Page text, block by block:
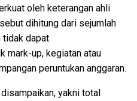
oleh keterangan ahli
dihitung dari sejumlah
tidak dapat
mark-up, kegiatan atau
peruntukan anggaran.
yakni total